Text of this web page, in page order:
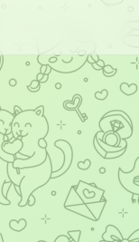
Прогнозы рынков